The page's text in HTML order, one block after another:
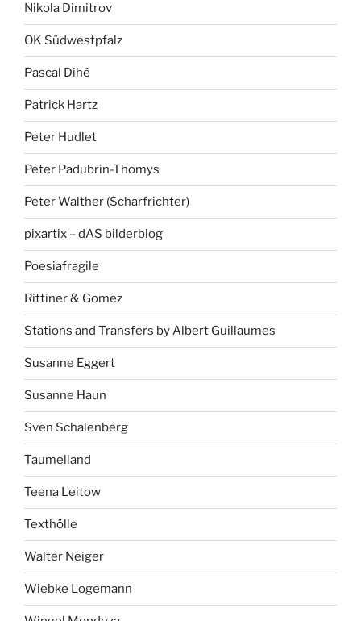
Nikola Dimitrov
OK Südwestpfalz
Pascal Dihé
Patrick Hartz
Peter Hudlet
Peter Padubrin-Thomys
Peter Walther (Scharfrichter)
pixartix – dAS bilderblog
Poesiafragile
Rittiner & Gomez
Stations and Transfers by Albert Guillaumes
Susanne Eggert
Susanne Haun
Sven Schalenberg
Taumelland
Teena Leitow
Texthölle
Walter Neiger
Wiebke Logemann